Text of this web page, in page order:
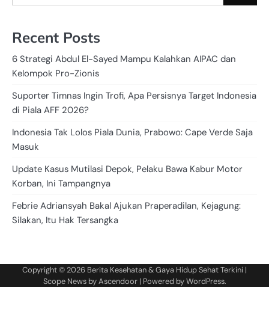
Recent Posts
6 Strategi Abdul El-Sayed Mampu Kalahkan AIPAC dan
Kelompok Pro-Zionis
Suporter Timnas Ingin Trofi, Apa Persisnya Target Indonesia
di Piala AFF 2026?
Indonesia Tak Lolos Piala Dunia, Prabowo: Cape Verde Saja
Masuk
Update Kasus Mutilasi Depok, Pelaku Bawa Kabur Motor
Korban, Ini Tampangnya
Febrie Adriansyah Bakal Ajukan Praperadilan, Kejagung:
Silakan, Itu Hak Tersangka
Copyright © 2026 Berita Kesehatan & Gaya Hidup Sehat Terkini |
Scope News byAscendoor| Powered byWordPress.